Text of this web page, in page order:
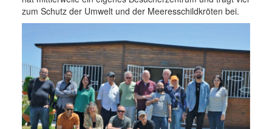
zum Schutz der Umwelt und der Meeresschildkröten bei.